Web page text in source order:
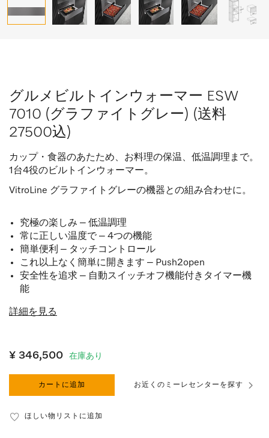
グルメビルトインウォーマー ESW
7010 (グラファイトグレー) (送料
27500込)
カップ・食器のあたため、お料理の保温、低温調理まで。
1 台4役のビルトインウォーマー。
VitroLine グラファイトグレーの機器との組み合わせに。
究極の楽しみ – 低温調理
常に正しい温度で – 4つの機能
簡単便利 – タッチコントロール
これ以上なく簡単に開きます – Push2open
安全性を追求 – 自動スイッチオフ機能付きタイマー機
能
詳細を見る
¥ 346,500 在庫あり
カートに追加 お近くのミーレセンターを探す
ほしい物リストに追加